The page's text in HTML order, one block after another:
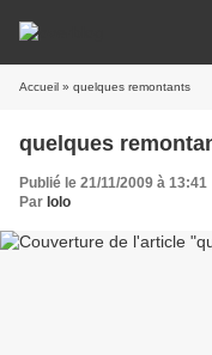
Accueil » quelques remontants
quelques
Publié le 21/11/2009 à 13:41
Par lolo